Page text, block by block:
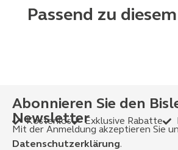
Passend zu
Abonnieren Sie den
Newsletter
Kostenlos Exklusive Rabatte
Mit der Anmeldung akzeptieren Sie
Datenschutzerklärung.